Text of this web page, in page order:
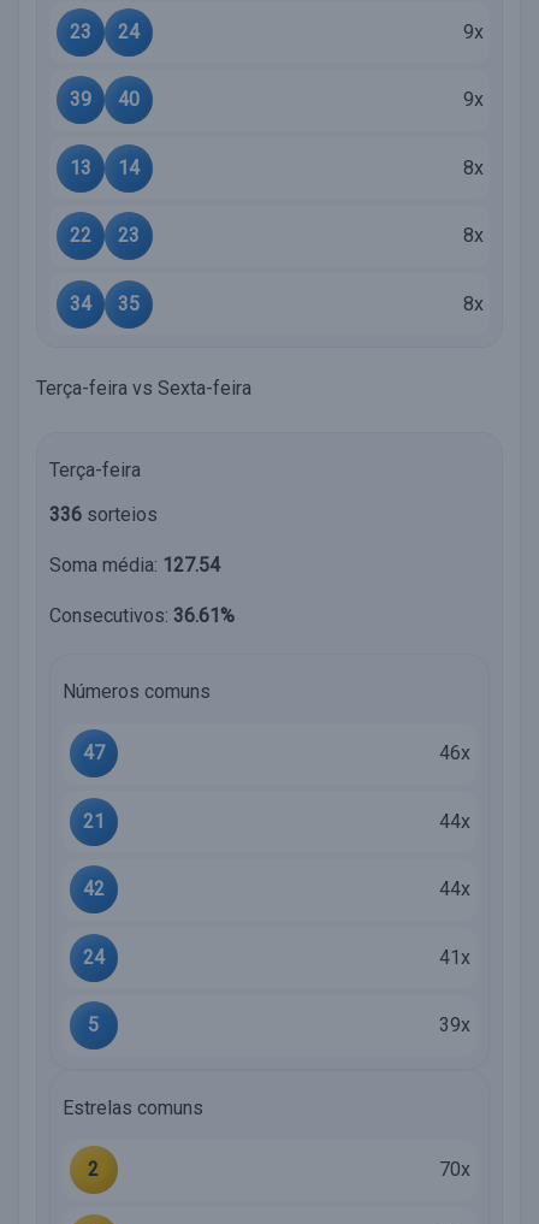
23 24 9x
39 40 9x
13 14 8x
22 23 8x
34 35 8x
Terça-feira vs Sexta-feira
Terça-feira
336 sorteios
Soma média: 127.54
Consecutivos: 36.61%
Números comuns
47 46x
21 44x
42 44x
24 41x
5 39x
Estrelas comuns
2 70x